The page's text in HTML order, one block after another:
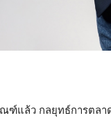
ฑ์แล้ว กลยุทธ์การตล